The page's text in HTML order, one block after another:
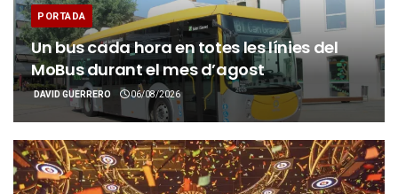
PORTADA
Un bus cada hora en totes les línies del
MoBus durant el mes d’agost
DAVID GUERRERO 06/08/2026